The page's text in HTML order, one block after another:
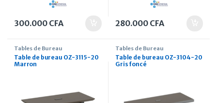
300.000 CFA 280.000 CFA
Tables de Bureau
Table de bureau OZ-3115-20
Marron
Tables de Bureau
Table de bureau OZ-3104-20
Gris foncé